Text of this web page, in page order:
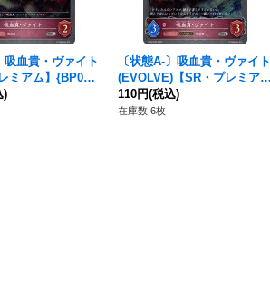
吸血貴・ヴァイト
ミアム】{BP02-
メア》
)
〔状態A-〕吸血貴・ヴァイト
(EVOLVE)【SR・プレミア
ム】{BP02-P23}《ナイトメ
ア》
110円(税込)
在庫数 6枚